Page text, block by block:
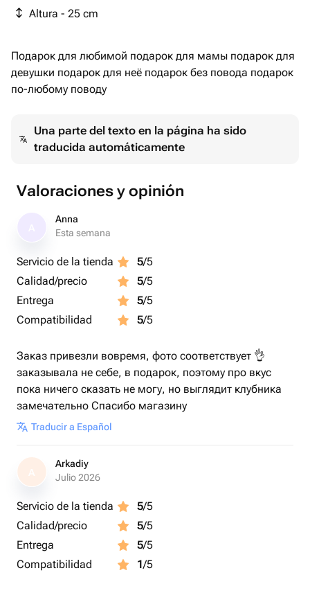
Altura - 25 cm
Подарок для любимой подарок для мамы подарок для
девушки подарок для неё подарок без повода подарок
по-любому поводу
Una parte del texto en la página ha sido
traducida automáticamente
Valoraciones y opinión
Anna
Esta semana
Servicio de la tienda 5/5
Calidad/precio
5/5
Entrega
5/5
Compatibilidad
5/5
Заказ привезли вовремя, фото соответствует 👌
заказывала не себе, в подарок, поэтому про вкус
пока ничего сказать не могу, но выглядит клубника
замечательно Спасибо магазину
Traducir a Español
A
Arkadiy
Julio 2026
Servicio de la tienda 5/5
Calidad/precio
5/5
Entrega
5/5
Compatibilidad
1/5